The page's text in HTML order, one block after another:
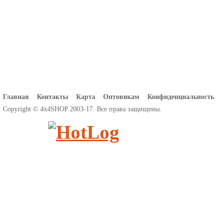
Главная Контакты Карта Оптовикам
Конфиденциальность
Copyright © 4x4SHOP 2003-17. Все права защищены.